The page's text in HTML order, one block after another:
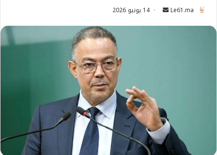
Le61.ma
i
l
14 يونيو 2026